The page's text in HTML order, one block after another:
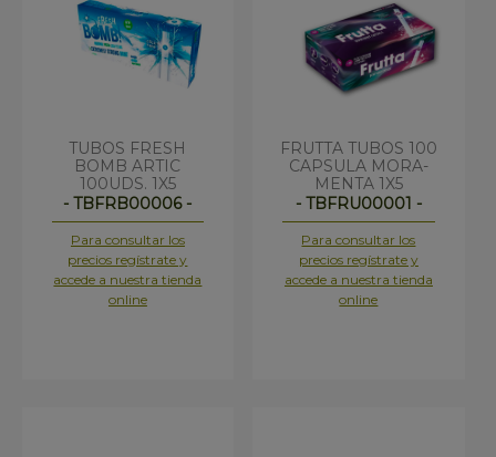
TUBOS FRESH
BOMB ARTIC
100UDS. 1X5
- TBFRB00006 -
Para consultar los
precios regístrate y
accede a nuestra tienda
online
FRUTTA TUBOS 100
CAPSULA MORA-
MENTA 1X5
- TBFRU00001 -
Para consultar los
precios regístrate y
accede a nuestra tienda
online